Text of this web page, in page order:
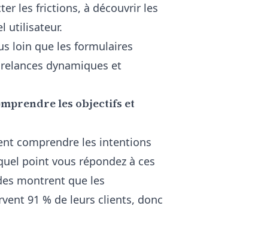
les frictions, à découvrir les
utilisateur.
loin que les formulaires
dynamiques et
les objectifs et
comprendre les intentions
point vous répondez à ces
montrent que les
91 % de leurs clients, donc